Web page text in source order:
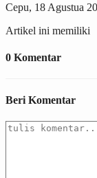
Cepu, 18 Agustua
Artikel ini memiliki
0 Komentar
Beri Komentar